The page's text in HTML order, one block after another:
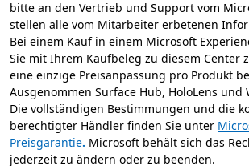
bitte an den Vertrieb und Support vom
stellen alle vom Mitarbeiter erbetenen
Bei einem Kauf in einem Microsoft
Sie mit Ihrem Kaufbeleg zu diesem Center
eine einzige Preisanpassung pro Produkt
Ausgenommen Surface Hub, HoloLens und
Die vollständigen Bestimmungen und die
berechtigter Händler finden Sie unter
Preisgarantie. Microsoft behält sich das
jederzeit zu ändern oder zu beenden.